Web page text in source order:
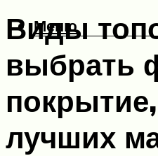
Меню
Виды
выбрать
лучших